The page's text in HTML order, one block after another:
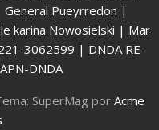
Pueyrredon |
karina Nowosielski | Mar
3062599 | DNDA RE-
DNDA
SuperMag porAcme